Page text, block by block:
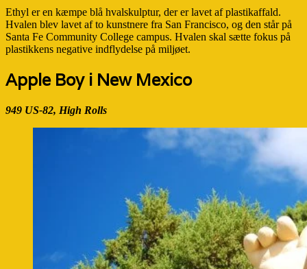
Ethyl er en kæmpe blå hvalskulptur, der er lavet af plastikaffald.
Hvalen blev lavet af to kunstnere fra San Francisco, og den står på
Santa Fe Community College campus. Hvalen skal sætte fokus på
plastikkens negative indflydelse på miljøet.
Apple Boy i New Mexico
949 US-82, High Rolls